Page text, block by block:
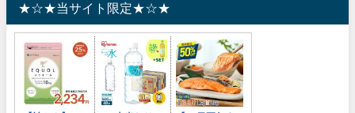
★☆★当サイト限定★☆★